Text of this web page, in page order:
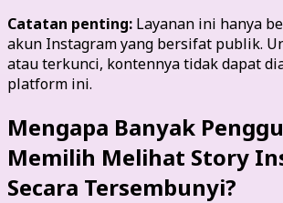
Catatan penting: Layanan ini hanya
akun Instagram yang bersifat publik.
atau terkunci, kontennya tidak dapat
platform ini.
Mengapa Banyak
Memilih Melihat Story
Secara Tersembunyi?